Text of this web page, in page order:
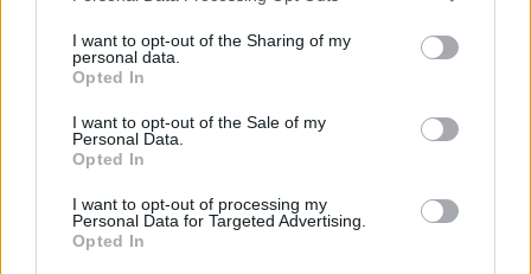
I want to opt-out of the Sharing of my
personal data.
Opted In
I want to opt-out of the Sale of my
Personal Data.
Opted In
I want to opt-out of processing my
Personal Data for Targeted Advertising.
Opted In
Μπόνερ
Μία νίκη μακριά από τη δεύτερη θέση της Δύσης
βρίσκονται οι Σαν Αντόνιο Σπερς χάρη σε σερί ένδεκα
θετικών αποτελεσμάτων.